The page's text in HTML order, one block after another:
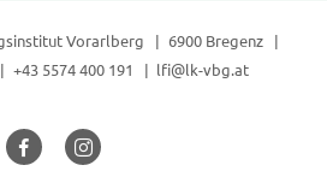
Vorarlberg
6900 Bregenz
+43 5574 400 191 lfi@lk-vbg.at